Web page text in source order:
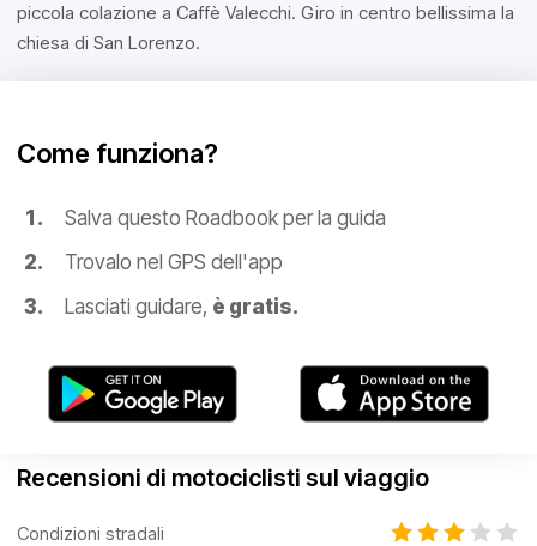
piccola colazione a Caffè Valecchi. Giro in centro bellissima la
chiesa di San Lorenzo.
Come funziona?
Salva questo Roadbook per la guida
Trovalo nel GPS dell'app
Lasciati guidare, è gratis.
Recensioni di motociclisti sul viaggio
Condizioni stradali